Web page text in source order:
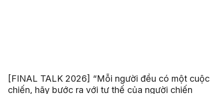
[FINAL TALK 2026] “Mỗi người đều có một cuộc
chiến, hãy bước ra với tư thế của người chiến